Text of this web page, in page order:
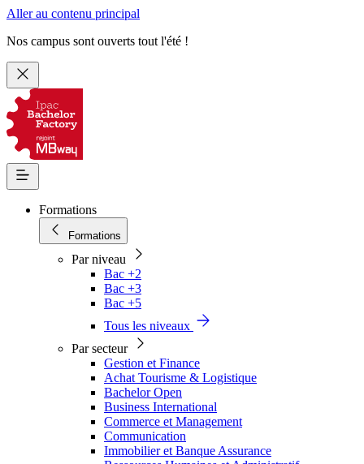
Aller au contenu principal
Nos campus sont ouverts tout l'été !
Formations
Formations
Par niveau
Bac +2
Bac +3
Bac +5
Tous les niveaux
Par secteur
Gestion et Finance
Achat Tourisme & Logistique
Bachelor Open
Business International
Commerce et Management
Communication
Immobilier et Banque Assurance